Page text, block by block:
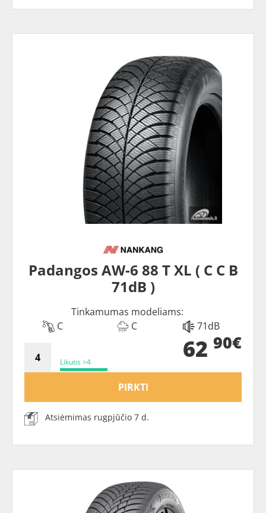
Padangos AW-6 88 T XL ( C C B
71dB )
Tinkamumas modeliams:
C
C 71dB
Likutis >4 62 90€
PIRKTI
Atsiėmimas rugpjūčio 7 d.